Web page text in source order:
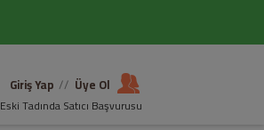
Giriş Yap // Üye Ol
Eski Tadında Satıcı Başvurusu